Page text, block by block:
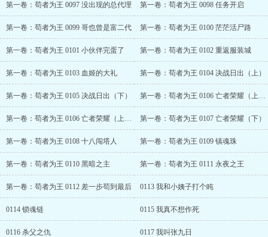
第一卷：苟者为王 0097 没出现的总代理 第一卷：苟者为王 0098 任务开启
第一卷：苟者为王 0099 哥也曾是富二代 第一卷：苟者为王 0100 茫茫活尸路
第一卷：苟者为王 0101 小伙伴完蛋了 第一卷：苟者为王 0102 重返服装城
第一卷：苟者为王 0103 血姬的大礼 第一卷：苟者为王 0104 决战日出（上）
第一卷：苟者为王 0105 决战日出（下） 第一卷：苟者为王 0106 亡者荣耀（上）求订阅
第一卷：苟者为王 0106 亡者荣耀（上）求订阅 第一卷：苟者为王 0107 亡者荣耀（下）
第一卷：苟者为王 0108 十八闯塔人 第一卷：苟者为王 0109 镇魂珠
第一卷：苟者为王 0110 黑暗之主 第一卷：苟者为王 0111 永夜之王
第一卷：苟者为王 0112 差一步苟到最后 0113 我和小姨子打个盹
0114 锁魂链 0115 我真不想作死
0116 杀父之仇 0117 我叫张九日